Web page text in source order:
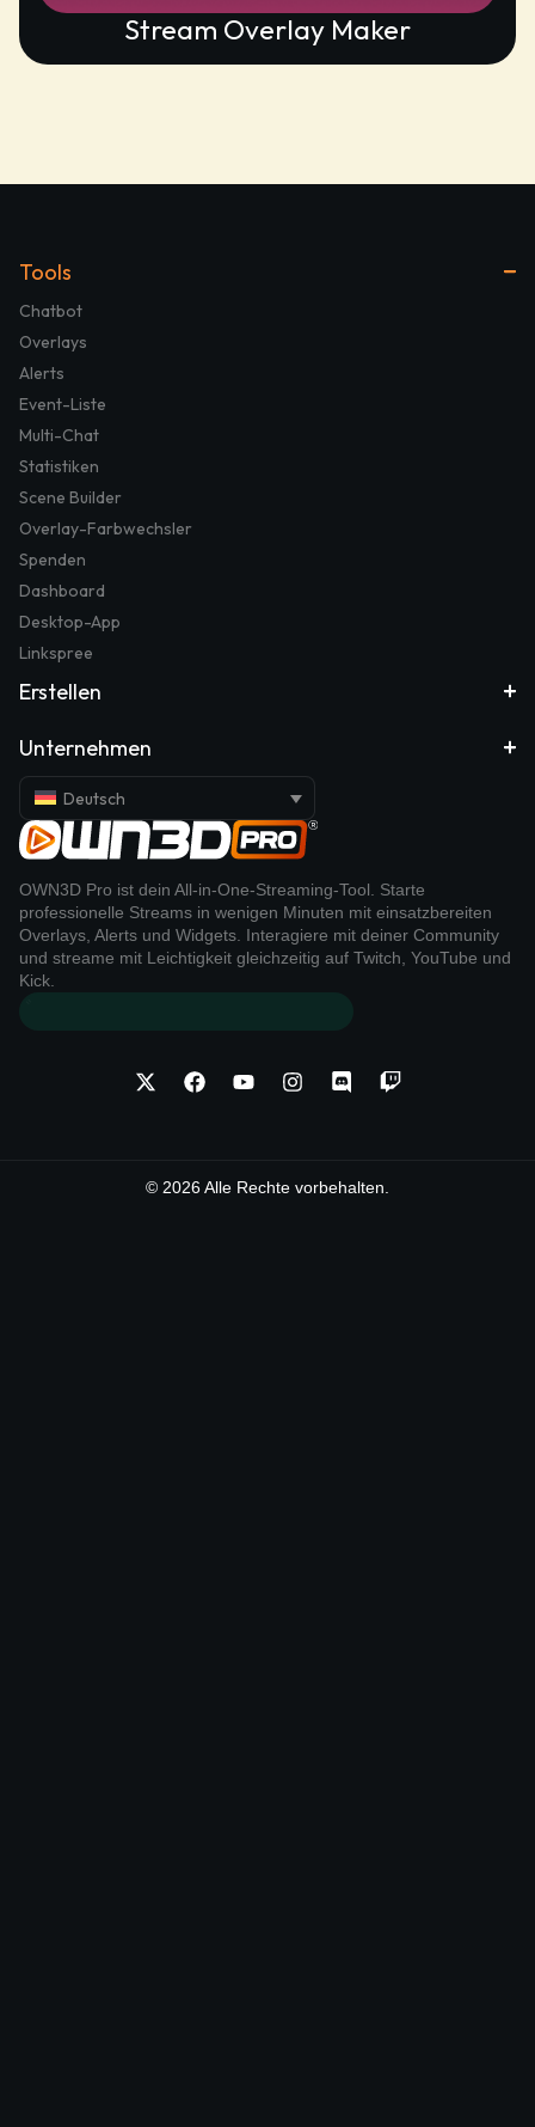
Stream Overlay Maker
Tools
Chatbot
Overlays
Alerts
Event-Liste
Multi-Chat
Statistiken
Scene Builder
Overlay-Farbwechsler
Spenden
Dashboard
Desktop-App
Linkspree
Erstellen
Unternehmen
Deutsch
OWN3D Pro ist dein All-in-One-Streaming-Tool. Starte
professionelle Streams in wenigen Minuten mit einsatzbereiten
Overlays, Alerts und Widgets. Interagiere mit deiner Community
und streame mit Leichtigkeit gleichzeitig auf Twitch, YouTube und
Kick.
© 2026 Alle Rechte vorbehalten.